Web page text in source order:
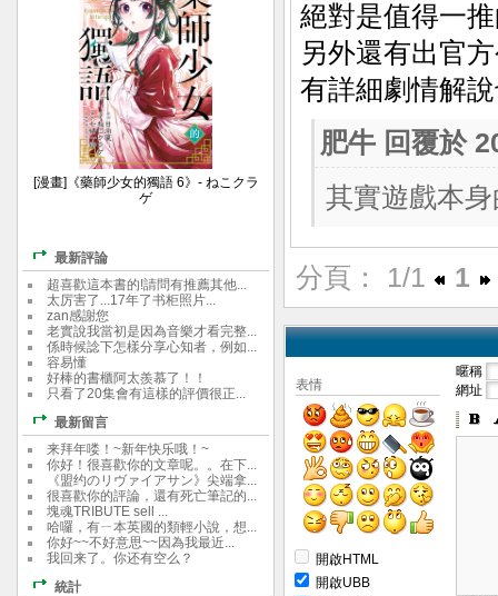
絕對是值得一
另外還有出官
有詳細劇情解
肥牛 回覆於
其實遊戲本
分頁： 1/1 1
表情
開啟HTML
開啟UBB
暱稱
網址
[漫畫]《藥師少女的獨語 6》- ねこクラ
ゲ
最新評論
超喜歡這本書的!請問有推薦其他...
太厉害了...17年了书柜照片...
zan感謝您
老實說我當初是因為音樂才看完整...
係時候諗下怎樣分享心知者，例如...
容易懂
好棒的書櫃阿太羨慕了！！
只看了20集會有這樣的評價很正...
最新留言
来拜年喽！~新年快乐哦！~
你好！很喜歡你的文章呢。。在下...
《盟约のリヴァイアサン》尖端拿...
很喜歡你的評論，還有死亡筆記的...
塊魂TRIBUTE sell ...
哈囉，有ㄧ本英國的類輕小說，想...
你好~~不好意思~~因為我最近...
我回来了。你还有空么？
統計